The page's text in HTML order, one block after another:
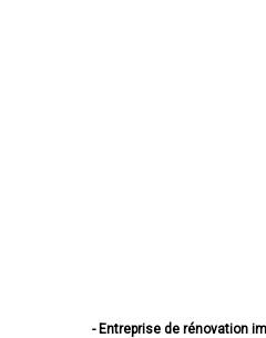
- Entreprise de rénovation